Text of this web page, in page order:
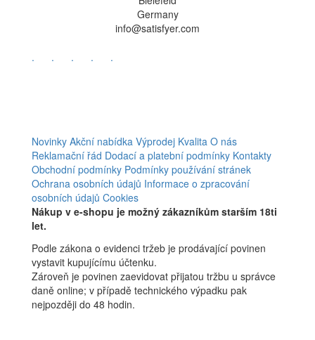
Germany
info@satisfyer.com
. . . . .
Novinky Akční nabídka Výprodej Kvalita O nás
Reklamační řád Dodací a platební podmínky Kontakty
Obchodní podmínky Podmínky používání stránek
Ochrana osobních údajů Informace o zpracování
osobních údajů Cookies
Nákup v e-shopu je možný zákazníkům starším 18ti
let.
Podle zákona o evidenci tržeb je prodávající povinen
vystavit kupujícímu účtenku.
Zároveň je povinen zaevidovat přijatou tržbu u správce
daně online; v případě technického výpadku pak
nejpozději do 48 hodin.